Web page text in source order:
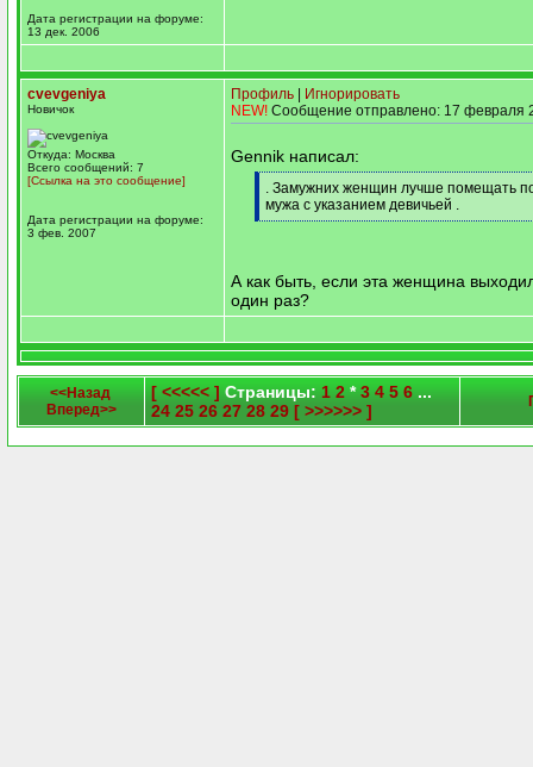
Дата регистрации на форуме:
13 дек. 2006
cvevgeniya
Новичок
Откуда: Москва
Всего сообщений: 7
[Ссылка на это сообщение]
Дата регистрации на форуме:
3 фев. 2007
Профиль
Игнорировать
NEW! Сообщение отправлено: 17 февраля
Gennik написал:
[q]
. Замужних женщин лучше помещать
мужа с указанием девичьей .
[/q]
А как быть, если эта женщина
один раз?
<<Назад
Вперед>>
[ <<<<< ] Страницы: 1 2 *3 4 5 6 ...
24 25 26 27 28 29 [ >>>>>> ]